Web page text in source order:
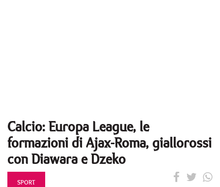
Calcio: Europa League, le
formazioni di Ajax-Roma, giallorossi
con Diawara e Dzeko
SPORT